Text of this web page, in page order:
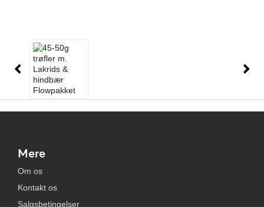
Mere
Om os
Kontakt os
Salgsbetingelser